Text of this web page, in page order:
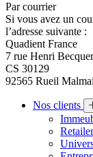
Par courrier
Si vous avez un
l’adresse suivante :
Quadient France
7 rue Henri
CS 30129
92565 Rueil
Nos clients